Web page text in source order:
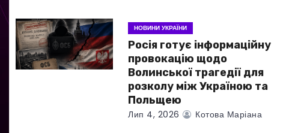
і
в
НОВИНИ УКРАЇНИ
Росія готує інформаційну
провокацію щодо
Волинської трагедії для
розколу між Україною та
Польщею
Лип 4, 2026 Котова Маріана